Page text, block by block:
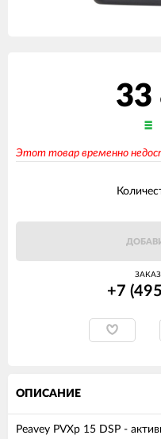
33
Этот товар временно
+7
ОПИСАНИЕ
Peavey PVXp 15 DSP -